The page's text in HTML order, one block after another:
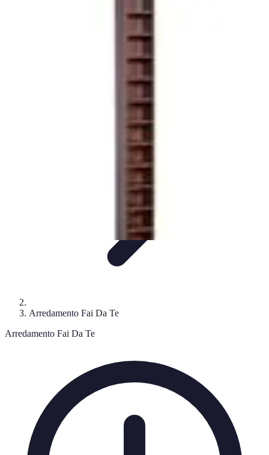
Giardino e EsterniGiardinaggio e Spazi
Progetti Creativi
Arredamento Fai Da Te
Arredamento Fai Da Te